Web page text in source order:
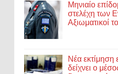
Μηνιαίο
στελέχη των
Αξιωματικοί
Νέα εκτίμηση
δείχνει ο